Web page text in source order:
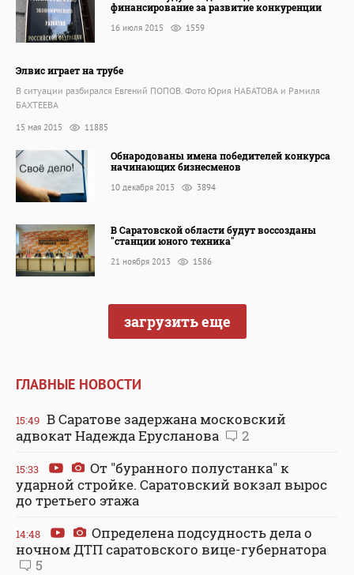
финансирование за развитие конкуренции
16 июля 2015 1559
Элвис играет на трубе
В ситуации разбирался Евгений ПОПОВ. Фото Юрия НАБАТОВА и Рамиля
БАХТЕЕВА
15 мая 2015 11885
Обнародованы имена победителей конкурса
начинающих бизнесменов
10 декабря 2013 3894
В Саратовской области будут воссозданы
"станции юного техника"
21 ноября 2013 1586
загрузить еще
ГЛАВНЫЕ НОВОСТИ
15:49 В Саратове задержана московский
адвокат Надежда Ерусланова
2
15:33
От "буранного полустанка" к
ударной стройке. Саратовский вокзал вырос
до третьего этажа
14:48
Определена подсудность дела о
ночном ДТП саратовского вице-губернатора
5